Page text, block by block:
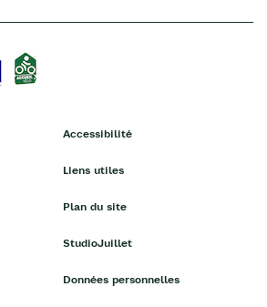
Accessibilité
Liens utiles
Plan du site
StudioJuillet
Données personnelles